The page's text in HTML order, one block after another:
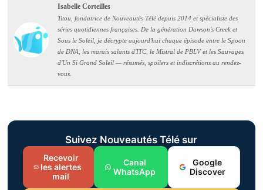
Isabelle Corteilles
Titou, fondatrice de Nouveautés Télé depuis 2014 et spécialiste des
séries quotidiennes françaises. De la génération Dawson's Creek et
Sous le Soleil, je décrypte aujourd'hui chaque épisode entre le Spoon
de DNA, les marais salants d'ITC, le Mistral de PBLV et les Sauvages
d'Un Si Grand Soleil — résumés, spoilers et indiscrétions au rendez-
vous.
Suivez Nouveautés Télé sur
Recevoir
les alertes
mail
Canal
WhatsApp
Google
Discover